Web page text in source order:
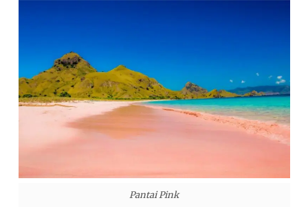
Pantai Pink